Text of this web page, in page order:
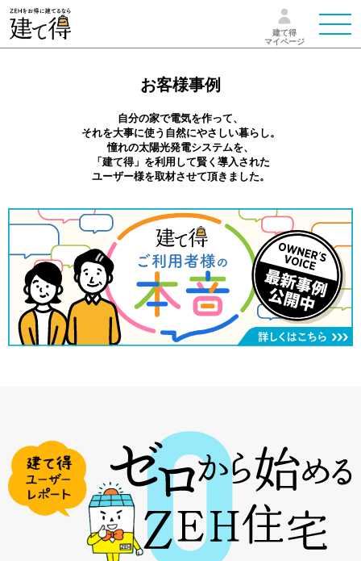
建て得
マイページ
お客様事例
自分の家で電気を作って、
それを大事に使う自然にやさしい暮らし。
憧れの太陽光発電システムを、
「建て得」を利用して賢く導入された
ユーザー様を取材させて頂きました。